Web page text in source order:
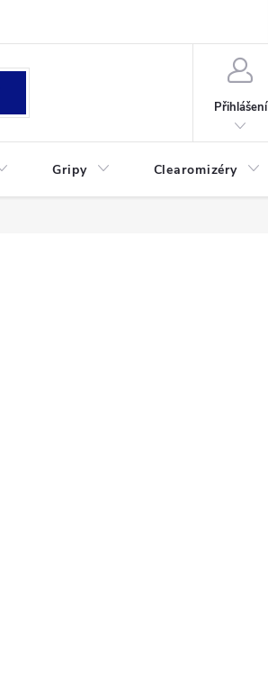
Přihlášení
Gripy Clearomizéry